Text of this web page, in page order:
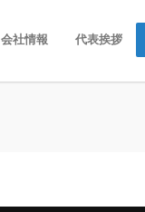
会社情報 代表挨拶